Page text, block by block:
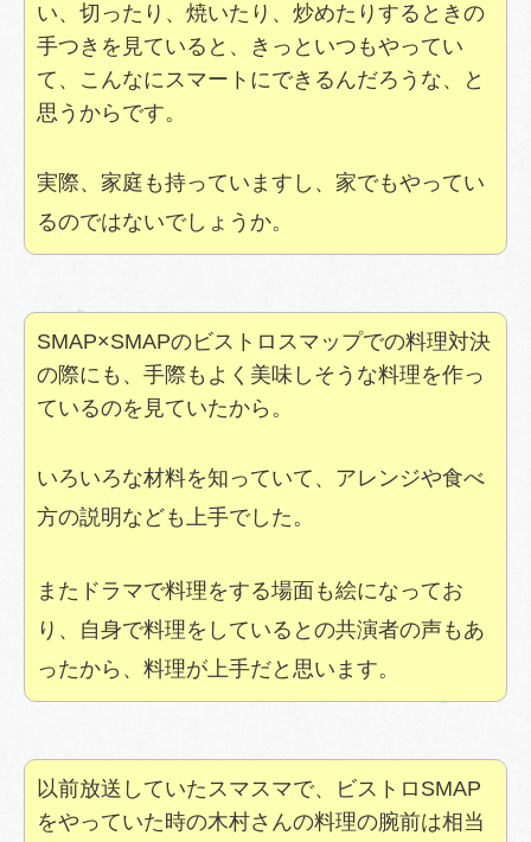
い、切ったり、焼いたり、炒めたりするときの
手つきを見ていると、きっといつもやってい
て、こんなにスマートにできるんだろうな、と
思うからです。
実際、家庭も持っていますし、家でもやってい
るのではないでしょうか。
SMAP×SMAPのビストロスマップでの料理対決
の際にも、手際もよく美味しそうな料理を作っ
ているのを見ていたから。
いろいろな材料を知っていて、アレンジや食べ
方の説明なども上手でした。
またドラマで料理をする場面も絵になってお
り、自身で料理をしているとの共演者の声もあ
ったから、料理が上手だと思います。
以前放送していたスマスマで、ビストロSMAP
をやっていた時の木村さんの料理の腕前は相当